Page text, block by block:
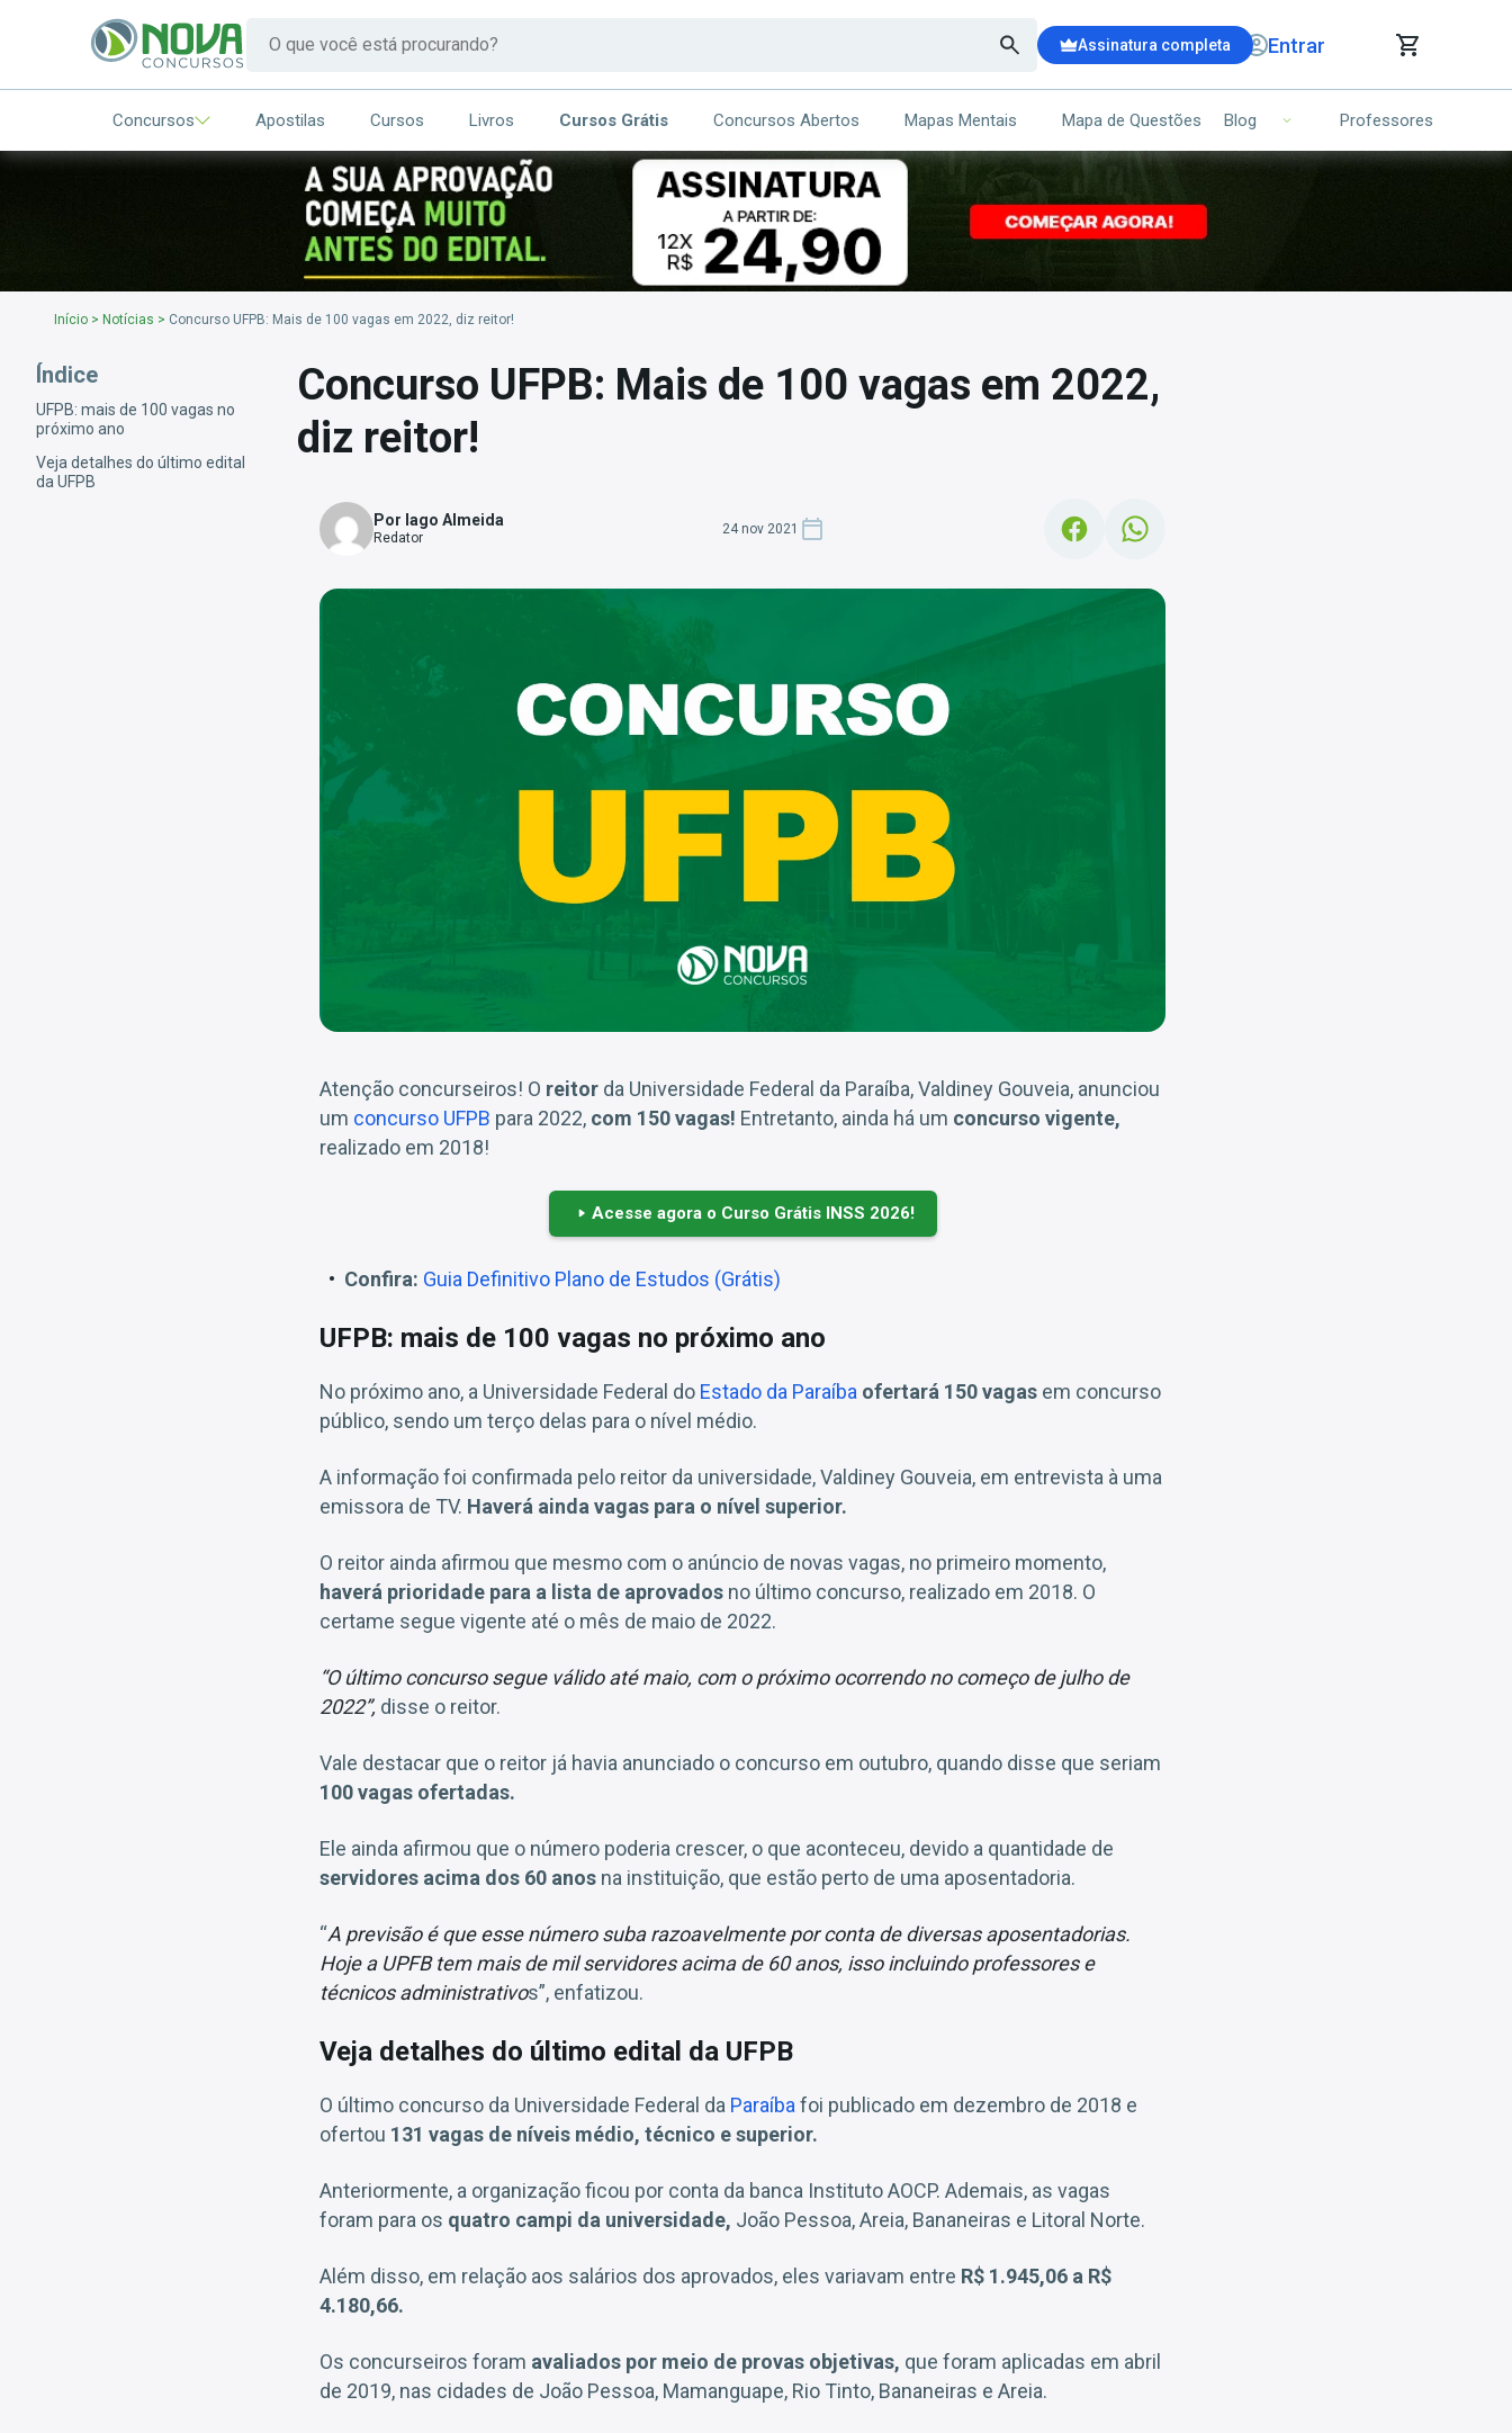
Assinatura completa Entrar
CARRINHO DE COMPRAS
ITENS (00)
Seu carrinho ainda está vazio.
Concursos Apostilas Cursos Livros Cursos Grátis Concursos Abertos Mapas Mentais Mapa de Questões Blog Professores
Início > Notícias > Concurso UFPB: Mais de 100 vagas em 2022, diz reitor!
Índice
UFPB: mais de 100 vagas no
próximo ano
Veja detalhes do último edital
da UFPB
Concurso UFPB: Mais de 100 vagas em 2022,
diz reitor!
Por Iago Almeida
Redator
24 nov 2021
Atenção concurseiros! O reitor da Universidade Federal da Paraíba, Valdiney Gouveia, anunciou
um concurso UFPB para 2022, com 150 vagas! Entretanto, ainda há um concurso vigente,
realizado em 2018!
Acesse agora o Curso Grátis INSS 2026!
Confira: Guia Definitivo Plano de Estudos (Grátis)
UFPB: mais de 100 vagas no próximo ano
No próximo ano, a Universidade Federal do Estado da Paraíba ofertará 150 vagas em concurso
público, sendo um terço delas para o nível médio.
A informação foi confirmada pelo reitor da universidade, Valdiney Gouveia, em entrevista à uma
emissora de TV. Haverá ainda vagas para o nível superior.
O reitor ainda afirmou que mesmo com o anúncio de novas vagas, no primeiro momento,
haverá prioridade para a lista de aprovados no último concurso, realizado em 2018. O
certame segue vigente até o mês de maio de 2022.
“O último concurso segue válido até maio, com o próximo ocorrendo no começo de julho de
2022”, disse o reitor.
Vale destacar que o reitor já havia anunciado o concurso em outubro, quando disse que seriam
100 vagas ofertadas.
Ele ainda afirmou que o número poderia crescer, o que aconteceu, devido a quantidade de
servidores acima dos 60 anos na instituição, que estão perto de uma aposentadoria.
“A previsão é que esse número suba razoavelmente por conta de diversas aposentadorias.
Hoje a UPFB tem mais de mil servidores acima de 60 anos, isso incluindo professores e
técnicos administrativos”, enfatizou.
Veja detalhes do último edital da UFPB
O último concurso da Universidade Federal da Paraíba foi publicado em dezembro de 2018 e
ofertou 131 vagas de níveis médio, técnico e superior.
Anteriormente, a organização ficou por conta da banca Instituto AOCP. Ademais, as vagas
foram para os quatro campi da universidade, João Pessoa, Areia, Bananeiras e Litoral Norte.
Além disso, em relação aos salários dos aprovados, eles variavam entre R$ 1.945,06 a R$
4.180,66.
Os concurseiros foram avaliados por meio de provas objetivas, que foram aplicadas em abril
de 2019, nas cidades de João Pessoa, Mamanguape, Rio Tinto, Bananeiras e Areia.